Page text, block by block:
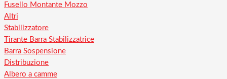
Fusello Montante Mozzo
Altri
Stabilizzatore
Tirante Barra Stabilizzatrice
Barra Sospensione
Distribuzione
Albero a camme